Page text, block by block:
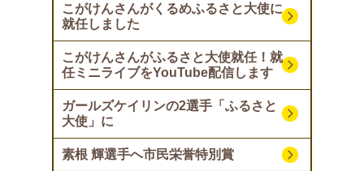
こがけんさんがくるめふるさと大使に
就任しました
こがけんさんがふるさと大使就任！就
任ミニライブをYouTube配信します
ガールズケイリンの2選手「ふるさと
大使」に
素根 輝選手へ市民栄誉特別賞